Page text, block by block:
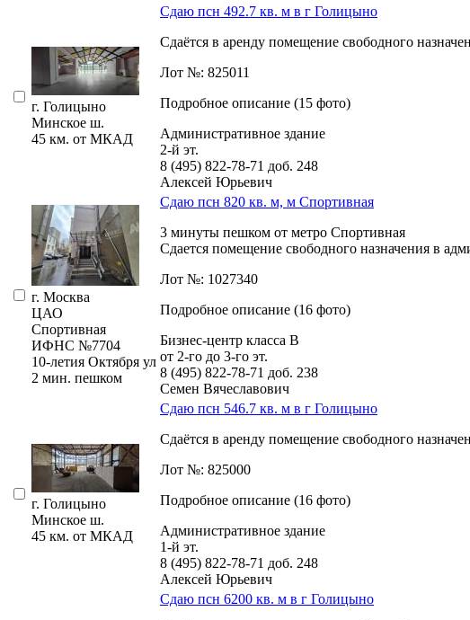
г. Голицыно
Минское ш.
45 км. от МКАД
Сдаю псн 492.7 кв. м в г Голицыно
Сдаётся в аренду помещение свободного
Лот №: 825011
Подробное описание (15 фото)
Административное здание
2-й эт.
8 (495) 822-78-71 доб. 248
Алексей Юрьевич
г. Москва
ЦАО
Спортивная
ИФНС №7704
10-летия Октября ул
2 мин. пешком
Сдаю псн 820 кв. м, м Спортивная
3 минуты пешком от метро Спортивная
Сдается помещение свободного назначения в
Лот №: 1027340
Подробное описание (16 фото)
Бизнес-центр класса В
от 2-го до 3-го эт.
8 (495) 822-78-71 доб. 238
Семен Вячеславович
г. Голицыно
Минское ш.
45 км. от МКАД
Сдаю псн 546.7 кв. м в г Голицыно
Сдаётся в аренду помещение свободного
Лот №: 825000
Подробное описание (16 фото)
Административное здание
1-й эт.
8 (495) 822-78-71 доб. 248
Алексей Юрьевич
Сдаю псн 6200 кв. м в г Голицыно